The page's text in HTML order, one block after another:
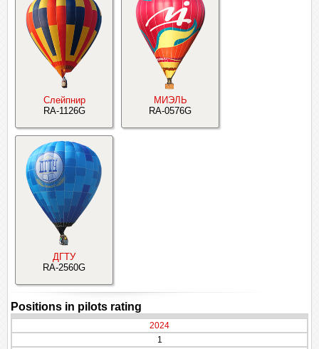
Слейпнир
RA-1126G
МИЭЛЬ
RA-0576G
ДГТУ
RA-2560G
Positions in pilots rating
2024
1